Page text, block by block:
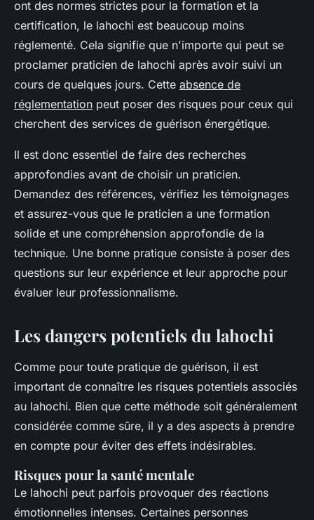
ont des normes strictes pour la formation et la
certification, le lahochi est beaucoup moins
réglementé. Cela signifie que n'importe qui peut se
proclamer praticien de lahochi après avoir suivi un
cours de quelques jours. Cette absence de
réglementation peut poser des risques pour ceux qui
cherchent des services de guérison énergétique.
Il est donc essentiel de faire des recherches
approfondies avant de choisir un praticien.
Demandez des références, vérifiez les témoignages
et assurez-vous que le praticien a une formation
solide et une compréhension approfondie de la
technique. Une bonne pratique consiste à poser des
questions sur leur expérience et leur approche pour
évaluer leur professionnalisme.
Les dangers potentiels du lahochi
Comme pour toute pratique de guérison, il est
important de connaître les risques potentiels associés
au lahochi. Bien que cette méthode soit généralement
considérée comme sûre, il y a des aspects à prendre
en compte pour éviter des effets indésirables.
Risques pour la santé mentale
Le lahochi peut parfois provoquer des réactions
émotionnelles intenses. Certaines personnes